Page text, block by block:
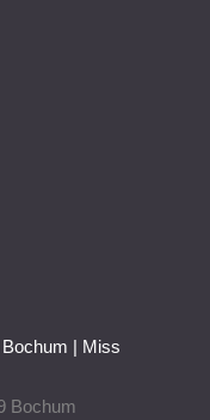
| Miss
Bochum